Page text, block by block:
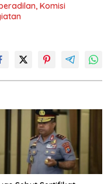
Komisi